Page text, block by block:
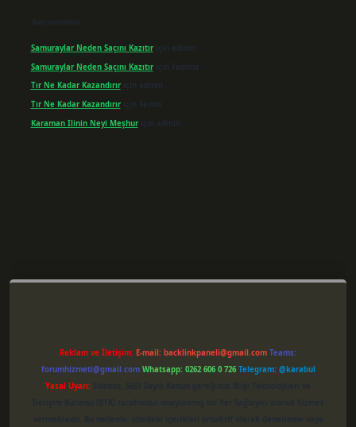
Son yorumlar
Samuraylar Neden Saçını Kazıtıriçin admin
Samuraylar Neden Saçını Kazıtıriçin Fadime
Tır Ne Kadar Kazandırıriçin admin
Tır Ne Kadar Kazandırıriçin Sevim
Karaman Ilinin Neyi Meşhuriçin admin
Reklam ve İletişim: E-mail: backlinkpaneli@gmail.com Teams:
forumhizmeti@gmail.com Whatsapp: 0262 606 0 726 Telegram: @karabul
Yasal Uyarı: